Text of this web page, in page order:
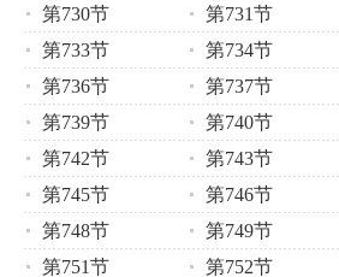
第730节
第731节
第733节
第734节
第736节
第737节
第739节
第740节
第742节
第743节
第745节
第746节
第748节
第749节
第751节
第752节